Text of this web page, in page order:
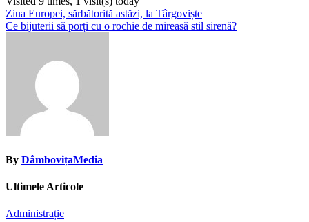
Navigare
în
Ziua Europei, sărbătorită astăzi, la Târgoviște
Ce bijuterii să porți cu o rochie de mireasă stil sirenă?
By DâmbovițaMedia
Ultimele Articole
Administrație